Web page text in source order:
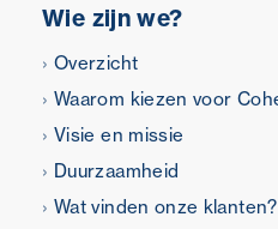
Wie zijn we?
Overzicht
Waarom kiezen voor
Visie en missie
Duurzaamheid
Wat vinden onze klanten?